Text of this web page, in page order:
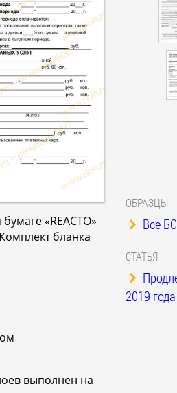
«REACTO»
бланка
выполнен на
ОБРАЗЦЫ
Все
СТАТЬЯ
2019 года